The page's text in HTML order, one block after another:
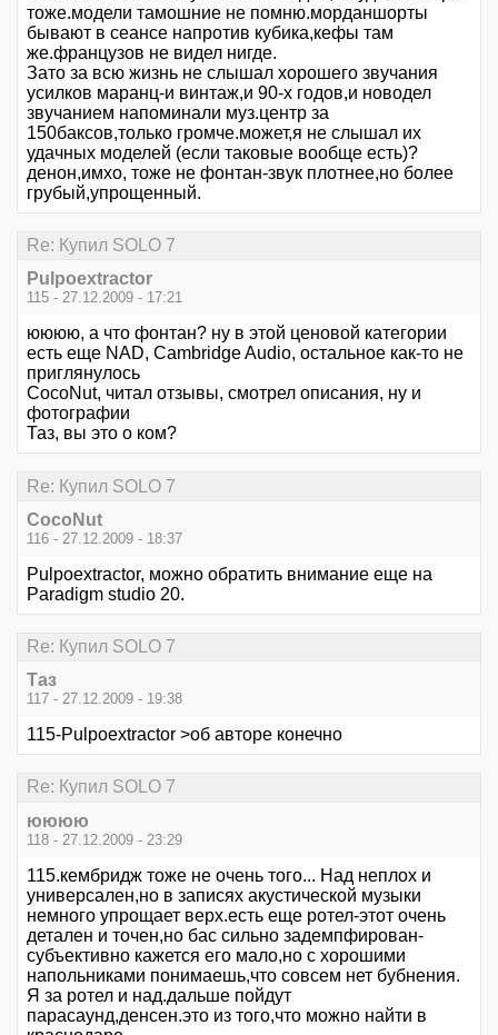
тоже.модели тамошние не помню.морданшорты
бывают в сеансе напротив кубика,кефы там
же.французов не видел нигде.
Зато за всю жизнь не слышал хорошего звучания
усилков маранц-и винтаж,и 90-х годов,и новодел
звучанием напоминали муз.центр за
150баксов,только громче.может,я не слышал их
удачных моделей (если таковые вообще есть)?
денон,имхо, тоже не фонтан-звук плотнее,но более
грубый,упрощенный.
Re: Купил SOLO 7
Pulpoextractor
115 - 27.12.2009 - 17:21
юююю, а что фонтан? ну в этой ценовой категории
есть еще NAD, Cambridge Audio, остальное как-то не
приглянулось
CocoNut, читал отзывы, смотрел описания, ну и
фотографии
Таз, вы это о ком?
Re: Купил SOLO 7
CocoNut
116 - 27.12.2009 - 18:37
Pulpoextractor, можно обратить внимание еще на
Paradigm studio 20.
Re: Купил SOLO 7
Таз
117 - 27.12.2009 - 19:38
115-Pulpoextractor >об авторе конечно
Re: Купил SOLO 7
юююю
118 - 27.12.2009 - 23:29
115.кембридж тоже не очень того... Над неплох и
универсален,но в записях акустической музыки
немного упрощает верх.есть еще ротел-этот очень
детален и точен,но бас сильно задемпфирован-
субъективно кажется его мало,но с хорошими
напольниками понимаешь,что совсем нет бубнения.
Я за ротел и над.дальше пойдут
парасаунд,денсен.это из того,что можно найти в